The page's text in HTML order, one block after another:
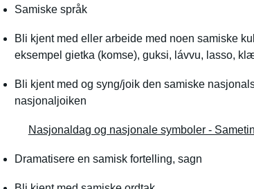
Samiske språk
Bli kjent med eller arbeide med noen samiske
eksempel gietka (komse), guksi, lávvu, lasso,
Bli kjent med og syng/joik den samiske
nasjonaljoiken
Nasjonaldag og nasjonale symboler -
Dramatisere en samisk fortelling, sagn